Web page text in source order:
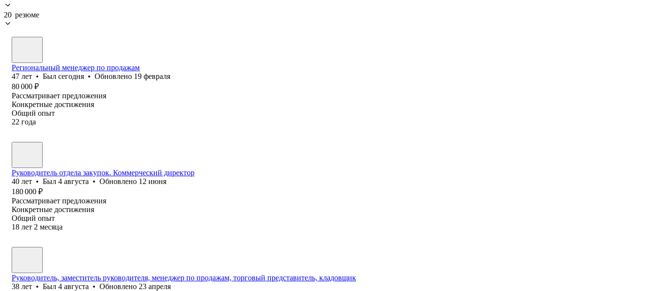
20 резюме
Региональный менеджер по продажам
47 лет • Был сегодня • Обновлено 19 февраля
80 000 ₽
Рассматривает предложения
Конкретные достижения
Общий опыт
22 года
Руководитель отдела закупок. Коммерческий директор
40 лет • Был 4 августа • Обновлено 12 июня
180 000 ₽
Рассматривает предложения
Конкретные достижения
Общий опыт
18 лет 2 месяца
Руководитель, заместитель руководителя, менеджер по продажам, торговый представитель, кладовщик
38 лет • Был 4 августа • Обновлено 23 апреля